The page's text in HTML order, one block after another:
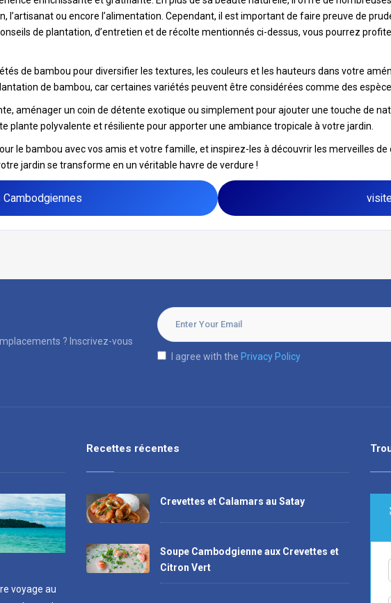
l’artisanat ou encore l’alimentation. Cependant, il est important de faire preuve de
de plantation, d’entretien et de récolte mentionnés ci-dessus, vous pourrez
de bambou pour diversifier les textures, les couleurs et les hauteurs dans votre
de bambou, car certaines variétés peuvent être considérées comme des
aménager un coin de détente exotique ou simplement pour ajouter une touche de
plante polyvalente et résiliente pour apporter une ambiance tropicale à votre jardin.
le bambou avec vos amis et votre famille, et inspirez-les à découvrir les merveilles
jardin se transforme en un véritable havre de verdure !
? Inscrivez-vous
I agree with the Privacy Policy
voyage au
Recettes récentes
Crevettes et Calamars au Satay
Soupe Cambodgienne aux Crevettes et
Citron Vert